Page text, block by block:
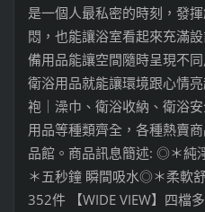
是一個人最私密的時刻，發
悶，也能讓浴室看起來充滿
備用品能讓空間隨時呈現不
衛浴用品就能讓環境跟心情
袍｜澡巾、衛浴收納、衛浴
用品等種類齊全，各種熱賣
品館。商品訊息簡述: ◎＊純
＊五秒鐘 瞬間吸水◎＊柔軟
352件 【WIDE VIEW】四檔